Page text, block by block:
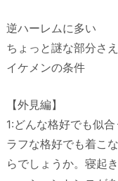
逆ハーレムに多い
ちょっと謎な部分さ
イケメンの条件
【外見編】
1:どんな格好でも似合
ラフな格好でも着こ
らでしょうか。寝起